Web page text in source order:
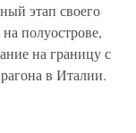
этап своего
полуострове,
на границу с
в Италии.